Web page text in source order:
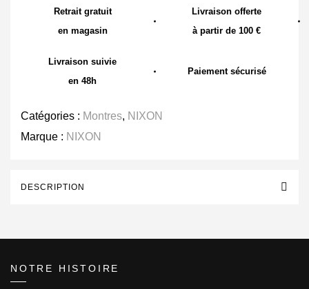
Retrait gratuit
en magasin
Livraison offerte
à partir de 100 €
Livraison suivie
en 48h
Paiement sécurisé
Catégories : Montres, NIXON
Marque : NIXON
DESCRIPTION
NOTRE HISTOIRE